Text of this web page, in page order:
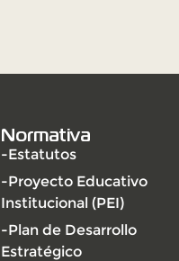
Normativa
-Estatutos
-Proyecto Educativo
Institucional (PEI)
-Plan de Desarrollo
Estratégico